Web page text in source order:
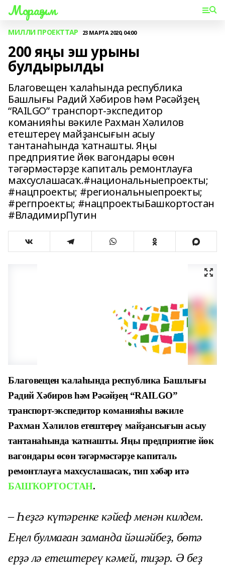
Мораҙым
МИЛЛИ ПРОЕКТТАР 23 МАРТА 2020, 04:00
200 яңы эш урыны
булдырылды
Благовещен ҡалаһында республика
Башлығы Радий Хәбиров һәм Рәсәйҙең
“RAILGO” транспорт-экспедитор
команияһы вәкиле Рахман Хәлилов
етештереү майҙансығын асыу
тантанаһында ҡатнашты. Яңы
предприятие йөк вагондары өсөн
тәгәрмәстәрҙе капиталь ремонтлауға
махсуслашасаҡ.#национальныепроекты;
#нацпроекты; #региональныепроекты;
#регпроекты; #нацпроектыБашкортостан
#ВладимирПутин
Благовещен ҡалаһында республика Башлығы
Радий Хәбиров һәм Рәсәйҙең “RAILGO”
транспорт-экспедитор команияһы вәкиле
Рахман Хәлилов етештереү майҙансығын асыу
тантанаһында ҡатнашты. Яңы предприятие йөк
вагондары өсөн тәгәрмәстәрҙе капиталь
ремонтлауға махсуслашасаҡ, тип хәбәр итә
БАШҠОРТОСТАН.
– Һеҙгә күтәренке кәйеф менән килдем.
Еңел булмаған заманда йәшәйбеҙ, бөтә
ерҙә лә етештереү кәмей, тиҙәр. Ә беҙ